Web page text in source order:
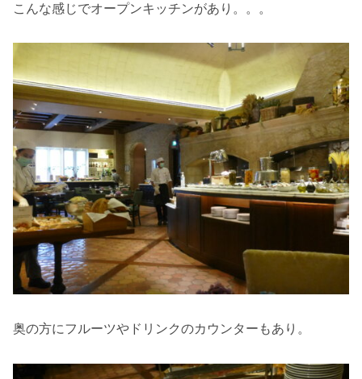
こんな感じでオープンキッチンがあり。。。
奥の方にフルーツやドリンクのカウンターもあり。